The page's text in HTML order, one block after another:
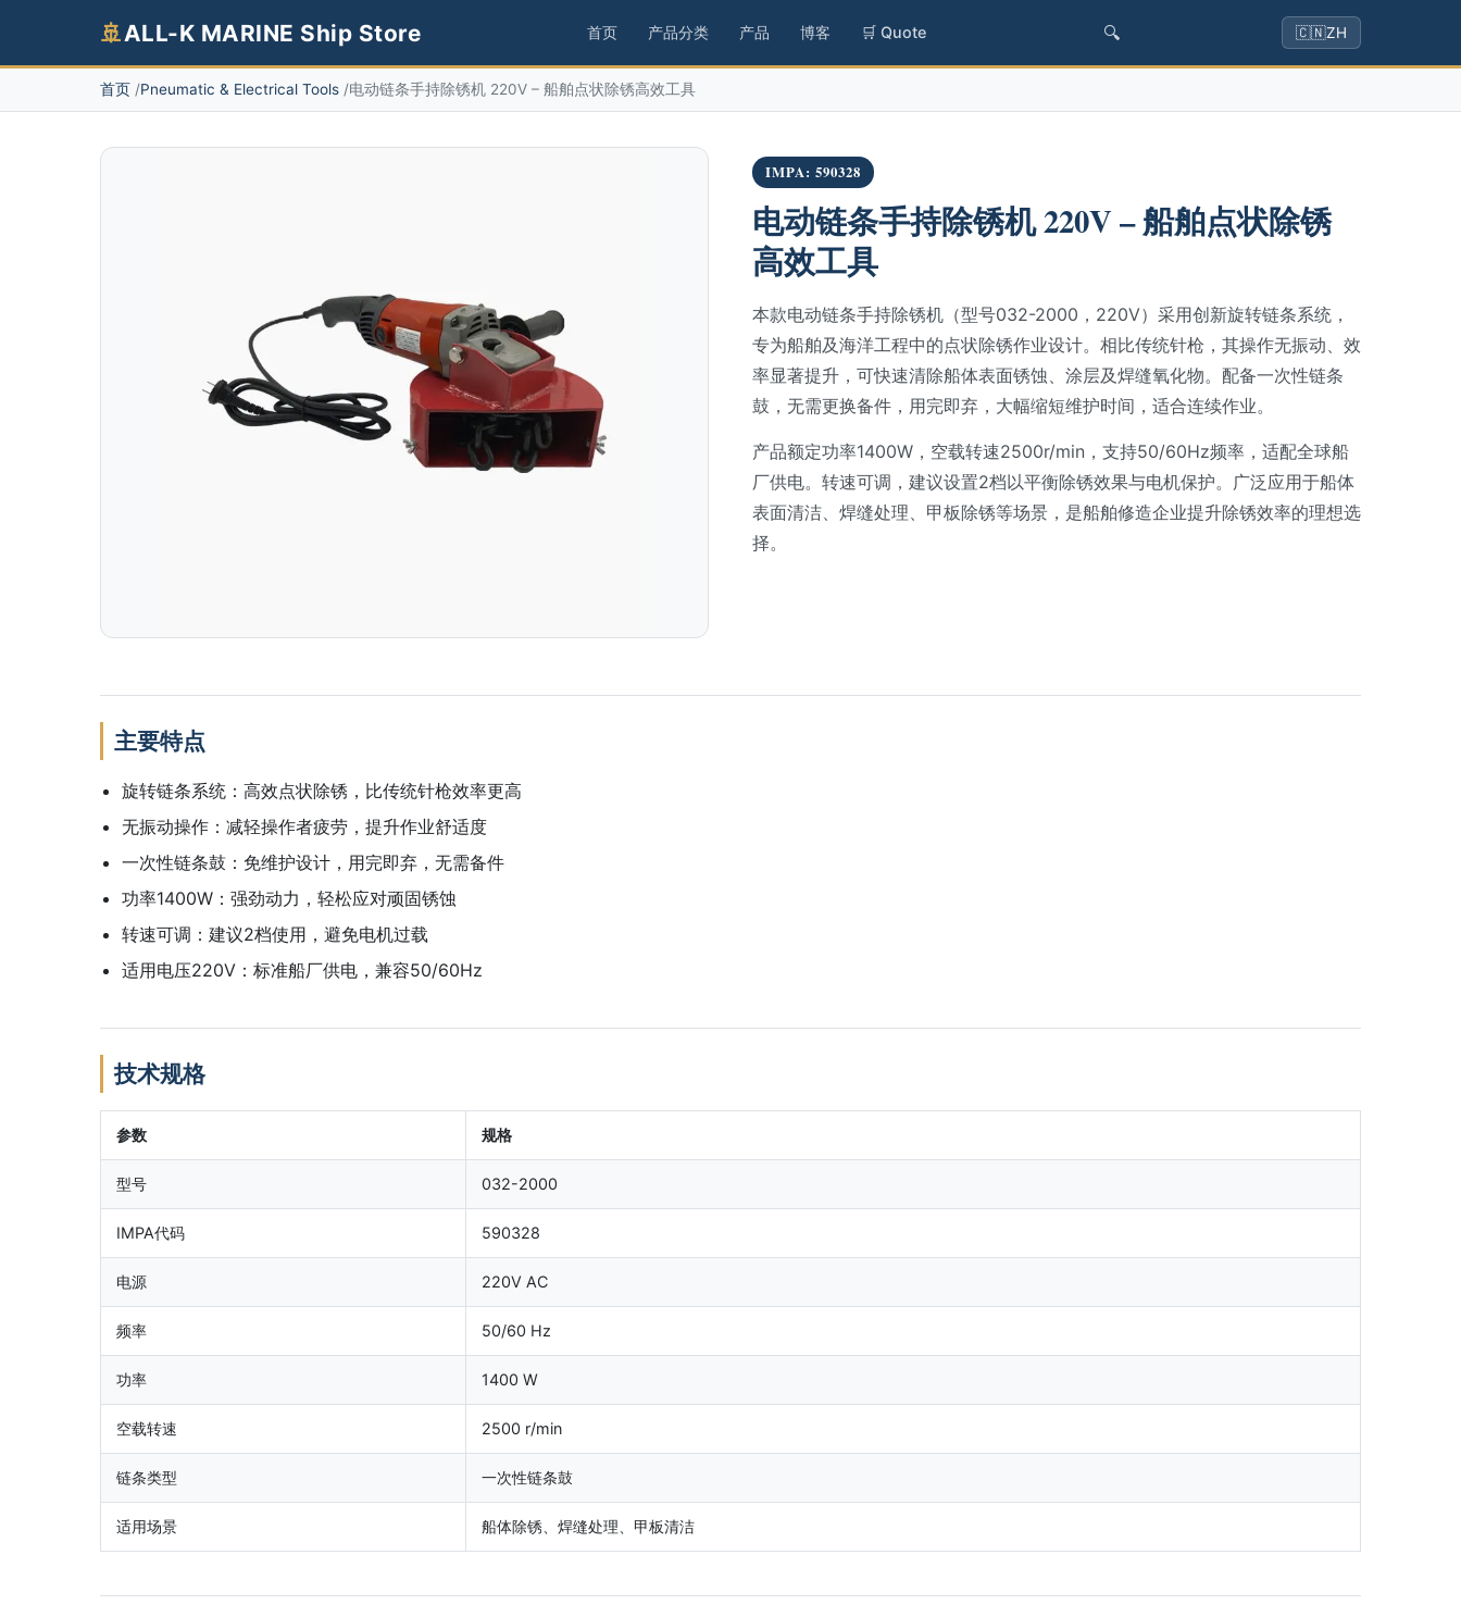
🚢ALL-K MARINE Ship Store 首页 产品分类 产品 博客 🛒 Quote 🔍 🇨🇳ZH
首页 Pneumatic & Electrical Tools 电动链条手持除锈机 220V – 船舶点状除锈高效工具
IMPA: 590328
电动链条手持除锈机 220V – 船舶点状除锈
高效工具
本款电动链条手持除锈机（型号032-2000，220V）采用创新旋转链条系统，
专为船舶及海洋工程中的点状除锈作业设计。相比传统针枪，其操作无振动、效
率显著提升，可快速清除船体表面锈蚀、涂层及焊缝氧化物。配备一次性链条
鼓，无需更换备件，用完即弃，大幅缩短维护时间，适合连续作业。
产品额定功率1400W，空载转速2500r/min，支持50/60Hz频率，适配全球船
厂供电。转速可调，建议设置2档以平衡除锈效果与电机保护。广泛应用于船体
表面清洁、焊缝处理、甲板除锈等场景，是船舶修造企业提升除锈效率的理想选
择。
主要特点
旋转链条系统：高效点状除锈，比传统针枪效率更高
无振动操作：减轻操作者疲劳，提升作业舒适度
一次性链条鼓：免维护设计，用完即弃，无需备件
功率1400W：强劲动力，轻松应对顽固锈蚀
转速可调：建议2档使用，避免电机过载
适用电压220V：标准船厂供电，兼容50/60Hz
技术规格
参数 规格
型号 032-2000
IMPA代码 590328
电源 220V AC
频率 50/60 Hz
功率 1400 W
空载转速 2500 r/min
链条类型 一次性链条鼓
适用场景 船体除锈、焊缝处理、甲板清洁